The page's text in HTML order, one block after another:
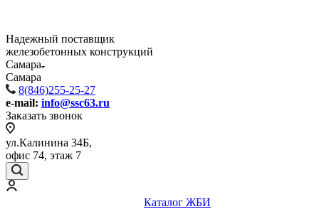
Надежный поставщик
железобетонных конструкций
Самара
Самара
8(846)255-25-27
e-mail: info@ssc63.ru
Заказать звонок
ул.Калинина 34Б,
офис 74, этаж 7
Каталог ЖБИ